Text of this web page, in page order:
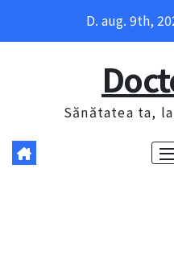
D. aug. 9th,
Sănătatea ta,